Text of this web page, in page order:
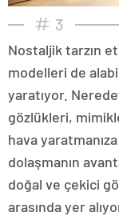
3
Nostaljik tarzın
modelleri de
yaratıyor.
gözlükleri,
hava
dolaşmanın
doğal ve çekici
arasında yer